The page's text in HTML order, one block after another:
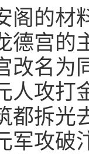
的材
德宫的
改名为
人攻打
都拆光
军攻破